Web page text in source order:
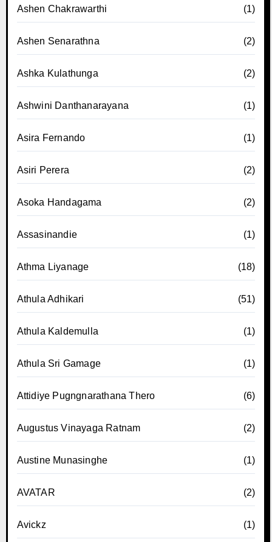
Ashen Chakrawarthi (1)
Ashen Senarathna (2)
Ashka Kulathunga (2)
Ashwini Danthanarayana (1)
Asira Fernando (1)
Asiri Perera (2)
Asoka Handagama (2)
Assasinandie (1)
Athma Liyanage (18)
Athula Adhikari (51)
Athula Kaldemulla (1)
Athula Sri Gamage (1)
Attidiye Pugngnarathana Thero (6)
Augustus Vinayaga Ratnam (2)
Austine Munasinghe (1)
AVATAR (2)
Avickz (1)